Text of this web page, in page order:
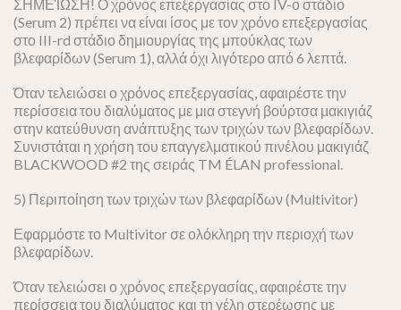
ΣΗΜΕΊΩΣΗ! Ο χρόνος επεξεργασίας στο IV-ο στάδιο
(Serum 2) πρέπει να είναι ίσος με τον χρόνο επεξεργασίας
στο III-rd στάδιο δημιουργίας της μπούκλας των
βλεφαρίδων (Serum 1), αλλά όχι λιγότερο από 6 λεπτά.
Όταν τελειώσει ο χρόνος επεξεργασίας, αφαιρέστε την
περίσσεια του διαλύματος με μια στεγνή βούρτσα μακιγιάζ
στην κατεύθυνση ανάπτυξης των τριχών των βλεφαρίδων.
Συνιστάται η χρήση του επαγγελματικού πινέλου μακιγιάζ
BLACKWOOD #2 της σειράς TM ÉLAN professional.
5) Περιποίηση των τριχών των βλεφαρίδων (Multivitor)
Εφαρμόστε το Multivitor σε ολόκληρη την περιοχή των
βλεφαρίδων.
Όταν τελειώσει ο χρόνος επεξεργασίας, αφαιρέστε την
περίσσεια του διαλύματος και τη γέλη στερέωσης με